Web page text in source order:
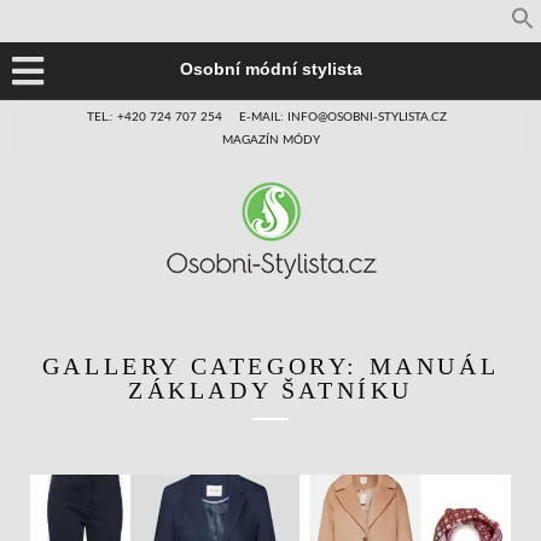
Osobní módní stylista
TEL.: +420 724 707 254
E-MAIL: INFO@OSOBNI-STYLISTA.CZ
MAGAZÍN MÓDY
GALLERY CATEGORY: MANUÁL
ZÁKLADY ŠATNÍKU